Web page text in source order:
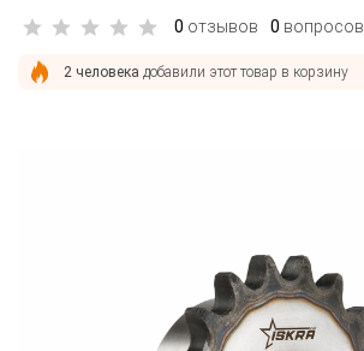
0 отзывов 0 вопросов
2 человека добавили этот товар в корзину